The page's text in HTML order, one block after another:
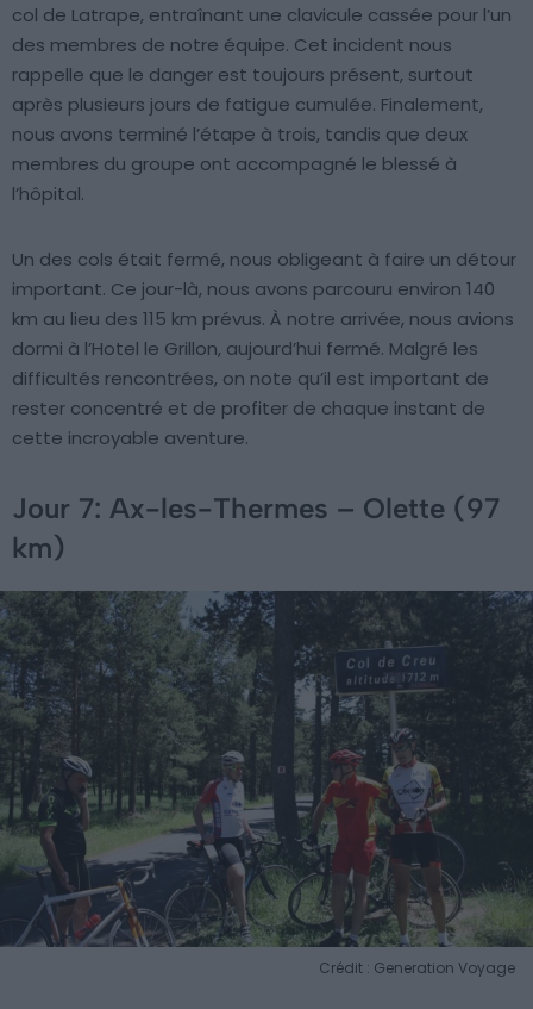
col de Latrape, entraînant une clavicule cassée pour l’un
des membres de notre équipe. Cet incident nous
rappelle que le danger est toujours présent, surtout
après plusieurs jours de fatigue cumulée. Finalement,
nous avons terminé l’étape à trois, tandis que deux
membres du groupe ont accompagné le blessé à
l’hôpital.
Un des cols était fermé, nous obligeant à faire un détour
important. Ce jour-là, nous avons parcouru environ 140
km au lieu des 115 km prévus. À notre arrivée, nous avions
dormi à l’Hotel le Grillon, aujourd’hui fermé. Malgré les
difficultés rencontrées, on note qu’il est important de
rester concentré et de profiter de chaque instant de
cette incroyable aventure.
Jour 7: Ax-les-Thermes – Olette (97
km)
Crédit : Generation Voyage